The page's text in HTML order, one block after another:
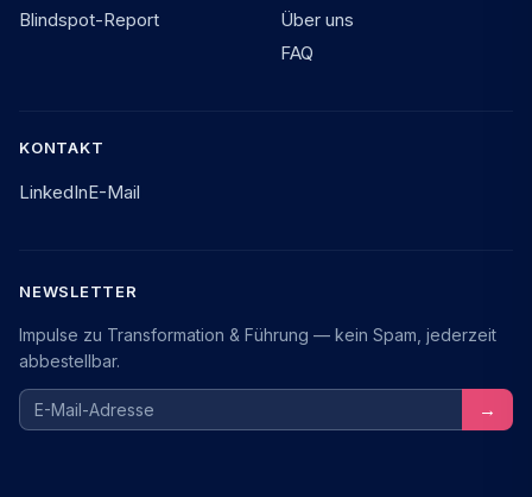
Blindspot-Report
Über uns
FAQ
KONTAKT
LinkedInE-Mail
NEWSLETTER
Impulse zu Transformation & Führung — kein Spam, jederzeit
abbestellbar.
E-Mail-Adresse →